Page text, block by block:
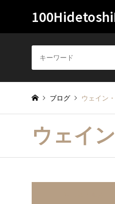
ブログ ウェイン
ウェイ